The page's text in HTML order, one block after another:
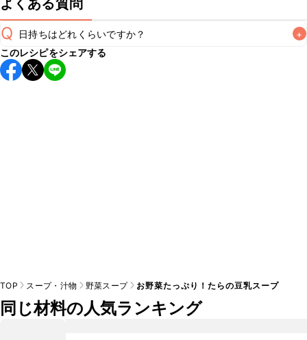
よくある質問
Q 日持ちはどれくらいですか？ +
保存期間は冷蔵で翌日中が目安です。なるべくお早めにお召
し上がりください。
このレシピをシェアする
TOP スープ・汁物 野菜スープ お野菜たっぷり！たらの豆乳スープ
同じ材料の人気ランキング